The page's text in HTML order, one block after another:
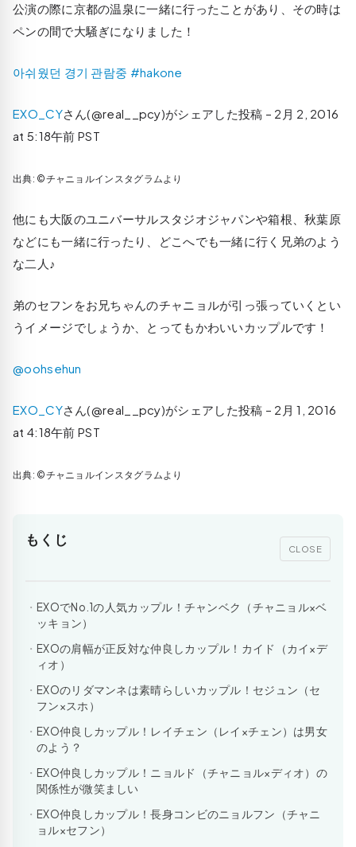
公演の際に京都の温泉に一緒に行ったことがあり、その時は
ペンの間で大騒ぎになりました！
아쉬웠던 경기 관람중 #hakone
EXO_CYさん(@real__pcy)がシェアした投稿 – 2月 2, 2016
at 5:18午前 PST
出典: ©チャニョルインスタグラムより
他にも大阪のユニバーサルスタジオジャパンや箱根、秋葉原
などにも一緒に行ったり、どこへでも一緒に行く兄弟のよう
な二人♪
弟のセフンをお兄ちゃんのチャニョルが引っ張っていくとい
うイメージでしょうか、とってもかわいいカップルです！
@oohsehun
EXO_CYさん(@real__pcy)がシェアした投稿 – 2月 1, 2016
at 4:18午前 PST
出典: ©チャニョルインスタグラムより
もくじ
CLOSE
EXOでNo.1の人気カップル！チャンベク（チャニョル×ベ
ッキョン）
EXOの肩幅が正反対な仲良しカップル！カイド（カイ×デ
ィオ）
EXOのリダマンネは素晴らしいカップル！セジュン（セ
フン×スホ）
EXO仲良しカップル！レイチェン（レイ×チェン）は男女
のよう？
EXO仲良しカップル！ニョルド（チャニョル×ディオ）の
関係性が微笑ましい
EXO仲良しカップル！長身コンビのニョルフン（チャニ
ョル×セフン）